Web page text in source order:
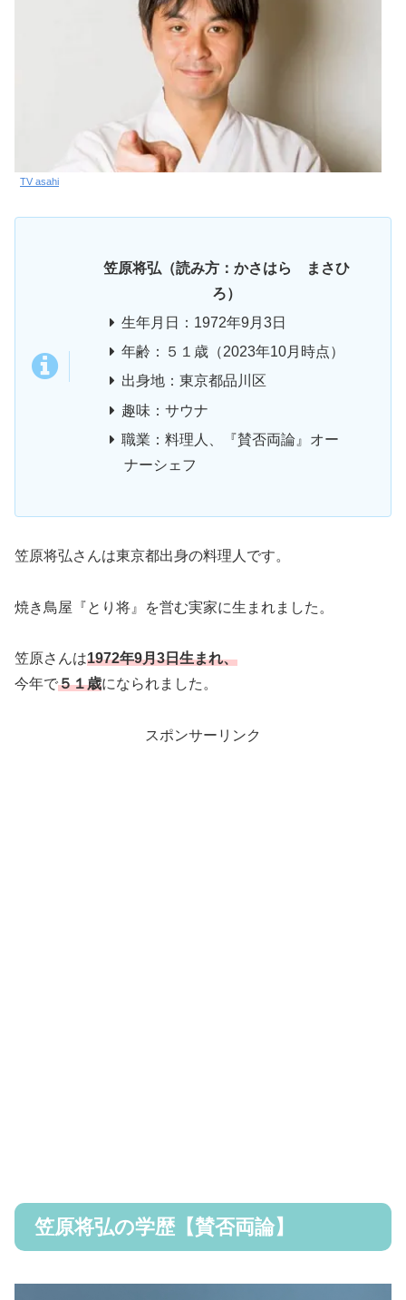
TV asahi
笠原将弘（読み方：かさはら まさひ
ろ）
生年月日：1972年9月3日
年齢：５１歳（2023年10月時点）
出身地：東京都品川区
趣味：サウナ
職業：料理人、『賛否両論』オー
ナーシェフ
笠原将弘さんは東京都出身の料理人です。
焼き鳥屋『とり将』を営む実家に生まれました。
笠原さんは1972年9月3日生まれ、
今年で５１歳になられました。
スポンサーリンク
笠原将弘の学歴【賛否両論】